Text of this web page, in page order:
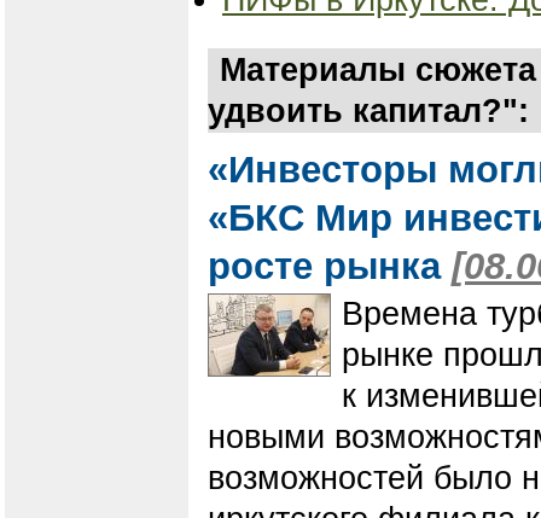
Материалы
удвоить капитал?":
«Инвесторы
«БКС Мир
росте рынка
Времена
рынке
к
новыми
возможностей было